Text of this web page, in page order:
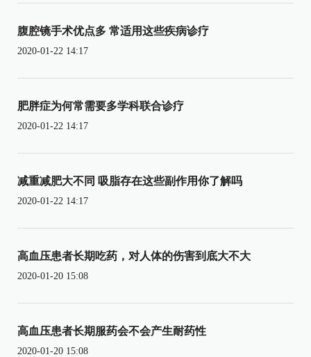
腹腔镜手术优点多 常适用这些疾病诊疗
2020-01-22 14:17
肥胖症为何常需要多学科联合诊疗
2020-01-22 14:17
减重减肥大不同 吸脂存在这些副作用你了解吗
2020-01-22 14:17
高血压患者长期吃药，对人体的伤害到底大不大
2020-01-20 15:08
高血压患者长期服药会不会产生耐药性
2020-01-20 15:08